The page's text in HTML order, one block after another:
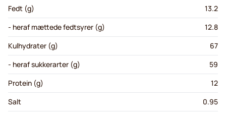
Fedt (g)
13.2
- heraf mættede fedtsyrer (g)
12.8
Kulhydrater (g)
67
- heraf sukkerarter (g)
59
Protein (g)
12
Salt
0.95